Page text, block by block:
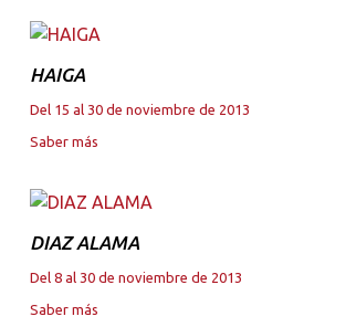
HAIGA
Del 15 al 30 de noviembre de 2013
Saber más
DIAZ ALAMA
Del 8 al 30 de noviembre de 2013
Saber más